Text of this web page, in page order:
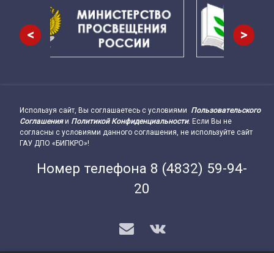
< >
Подвал сайта → влево
Используя сайт, Вы соглашаетесь с условиями Пользовательского
Соглашенияи Политикой Конфиденциальности. Если Вы не
согласны с условиями данного соглашения, не используйте сайт
ГАУ ДПО «БИПКРО»!
Номер телефона 8 (4832) 59-94-
20
E-mail
VK